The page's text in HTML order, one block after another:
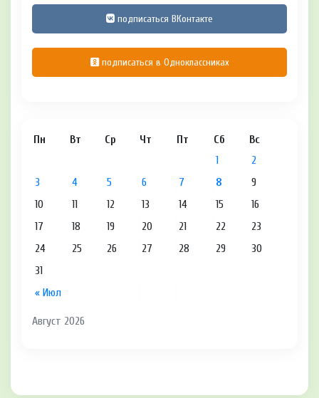
подписаться ВКонтакте
подписаться в Одноклассниках
Август 2026
Пн Вт Ср Чт Пт Сб Вс
« Июл
1
2
3
4 5 6 7 8
9
10
11 12 13 14 15
16
17
18 19 20 21 22
23
24
25 26 27 28 29
30
31